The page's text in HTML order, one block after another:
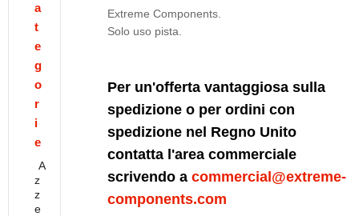
Extreme Components.
Solo uso pista.
Per un'offerta vantaggiosa sulla
spedizione o per ordini con
spedizione nel Regno Unito
contatta l'area commerciale
scrivendo acommercial@extreme-
components.com
a
t
e
g
o
r
i
e
A
z
z
e